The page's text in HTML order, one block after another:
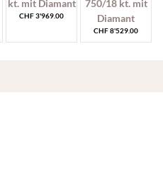
CHF3'969.00
CHF8'529.00